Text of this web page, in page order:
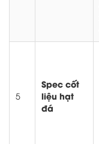
5
Spec cốt
liệu hạt
đá